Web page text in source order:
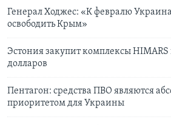
Генерал Ходжес: «К февралю Украина
освободить Крым»
Эстония закупит комплексы
долларов
Пентагон: средства ПВО являются
приоритетом для Украины